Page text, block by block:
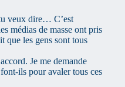
veux dire… C’est
médias de masse ont pris
que les gens sont tous
Je me demande
ils pour avaler tous ces